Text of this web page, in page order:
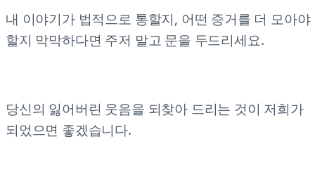
내 이야기가 법적으로 통할지, 어떤 증거를 더 모아야
할지 막막하다면 주저 말고 문을 두드리세요.
당신의 잃어버린 웃음을 되찾아 드리는 것이 저희가
되었으면 좋겠습니다.